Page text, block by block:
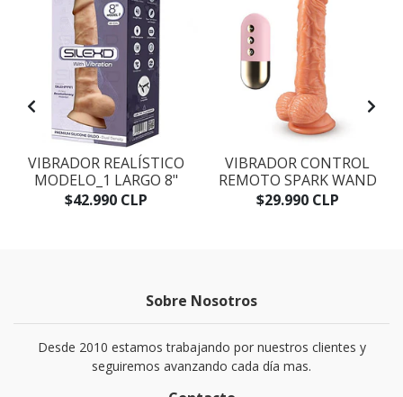
VIBRADOR REALÍSTICO
MODELO_1 LARGO 8"
$42.990 CLP
VIBRADOR CONTROL
REMOTO SPARK WAND
$29.990 CLP
Sobre Nosotros
Desde 2010 estamos trabajando por nuestros clientes y
seguiremos avanzando cada día mas.